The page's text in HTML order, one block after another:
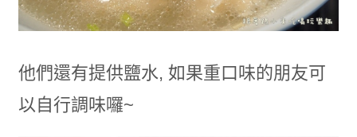
他們還有提供鹽水, 如果重口味的朋友可
以自行調味囉~